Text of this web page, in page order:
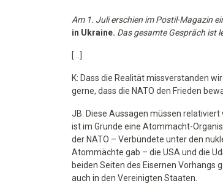
Am 1. Juli erschien im Postil-Magazin
in Ukraine. Das gesamte Gespräch ist
[…]
K: Dass die Realität missverstanden
gerne, dass die NATO den Frieden
JB: Diese Aussagen müssen relativiert
ist im Grunde eine Atommacht-
der NATO – Verbündete unter den
Atommächte gab – die USA und die
beiden Seiten des Eisernen Vorhangs
auch in den Vereinigten Staaten.